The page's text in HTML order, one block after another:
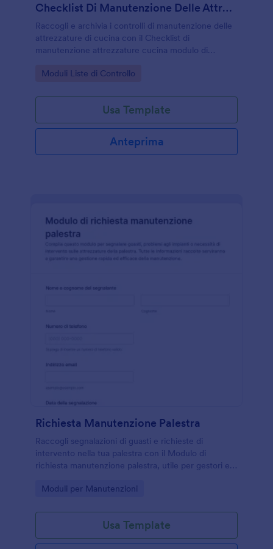
Checklist Di Manutenzione Delle Attrezzature Di Cucina
Raccogli e archivia i controlli di manutenzione delle
attrezzature di cucina con il Checklist di
manutenzione attrezzature cucina modulo di
tracciare verifiche e interventi nel tempo.
Go to Category:
Moduli Liste di Controllo
Usa Template
Anteprima
Richiesta Manutenzione Palestra
Raccogli segnalazioni di guasti e richieste di
intervento nella tua palestra con il Modulo di
richiesta manutenzione palestra, utile per gestori e
dati e le priorità in un unico punto.
Go to Category:
Moduli per Manutenzioni
Usa Template